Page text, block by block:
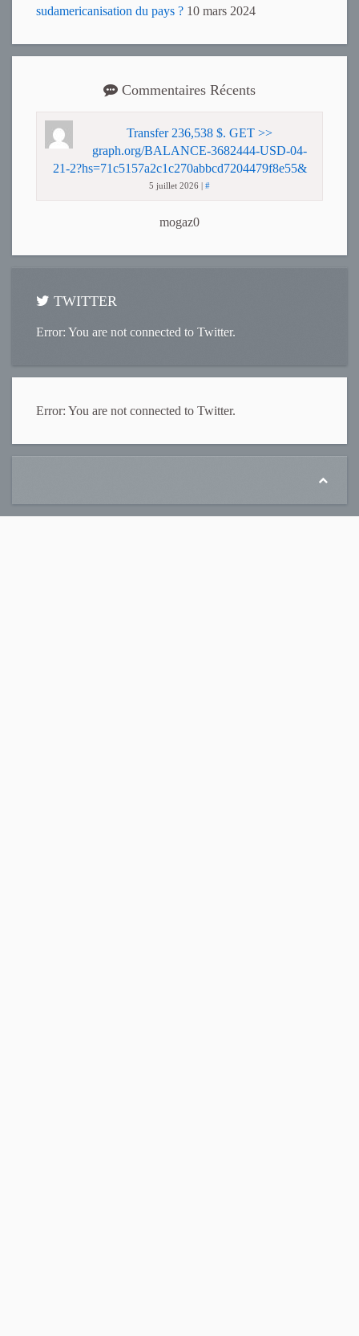
sudamericanisation du pays ? 10 mars 2024
Commentaires Récents
Transfer 236,538 $. GET >>
graph.org/BALANCE-3682444-USD-04-
21-2?hs=71c5157a2c1c270abbcd7204479f8e55&
5 juillet 2026 | #
mogaz0
TWITTER
Error: You are not connected to Twitter.
Error: You are not connected to Twitter.